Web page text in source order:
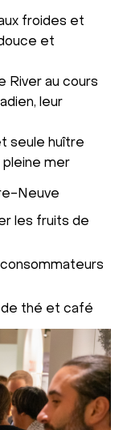
froides et
et
River au cours
leur
seule huître
mer
Neuve
les fruits de
de thé et café